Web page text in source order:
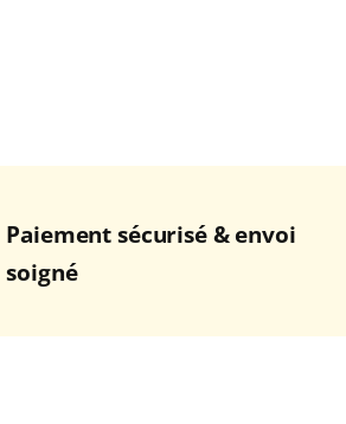
Paiement sécurisé & envoi
soigné